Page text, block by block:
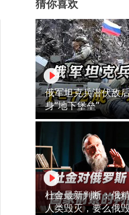
猜你喜欢
俄军坦克兵潜伏敌
身“地下堡垒”
杜金最新判断：俄
人类毁灭，要么俄